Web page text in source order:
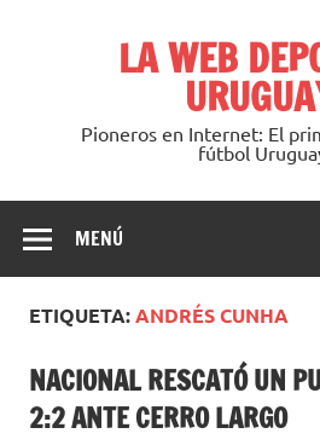
LA WEB
Pioneros en Internet: El
fútbol
MENÚ
ETIQUETA:ANDRÉS CUNHA
NACIONAL RESCATÓ UN
2:2 ANTE CERRO LARGO